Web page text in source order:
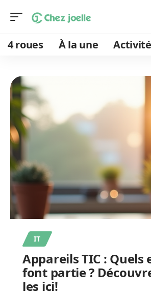
4 roues À la une
IT
Appareils TIC : Quels
font partie ?
les ici!